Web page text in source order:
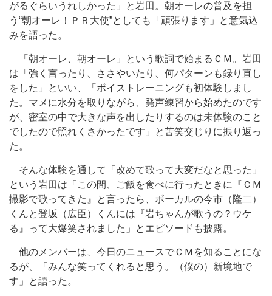
がるぐらいうれしかった」と岩田。朝オーレの普及を担
う“朝オーレ！ＰＲ大使”としても「頑張ります」と意気込
みを語った。
「朝オーレ、朝オーレ」という歌詞で始まるＣＭ。岩田
は「強く言ったり、ささやいたり、何パターンも録り直し
をした」といい、「ボイストレーニングも初体験しまし
た。マメに水分を取りながら、発声練習から始めたのです
が、密室の中で大きな声を出したりするのは未体験のこと
でしたので照れくさかったです」と苦笑交じりに振り返っ
た。
そんな体験を通して「改めて歌って大変だなと思った」
という岩田は「この間、ご飯を食べに行ったときに『ＣＭ
撮影で歌ってきた』と言ったら、ボーカルの今市（隆二）
くんと登坂（広臣）くんには『岩ちゃんが歌うの？ウケ
る』って大爆笑されました」とエピソードも披露。
他のメンバーは、今日のニュースでＣＭを知ることにな
るが、「みんな笑ってくれると思う。（僕の）新境地で
す」と語った。